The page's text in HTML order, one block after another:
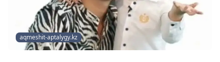
aqmeshit-aptalygy.kz